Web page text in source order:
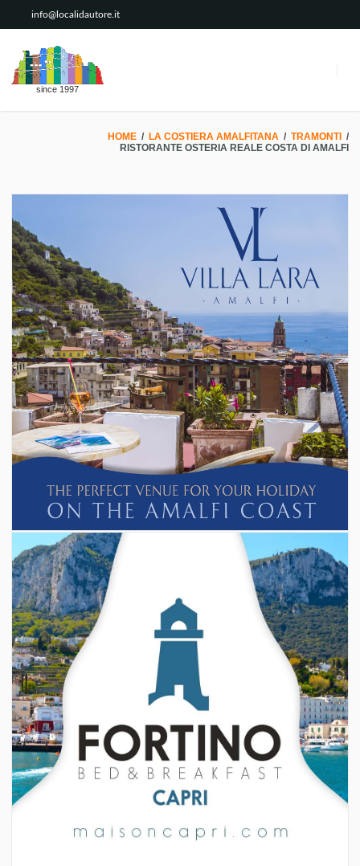
info@localidautore.it
since 1997
HOME / LA COSTIERA AMALFITANA / TRAMONTI /
RISTORANTE OSTERIA REALE COSTA DI AMALFI